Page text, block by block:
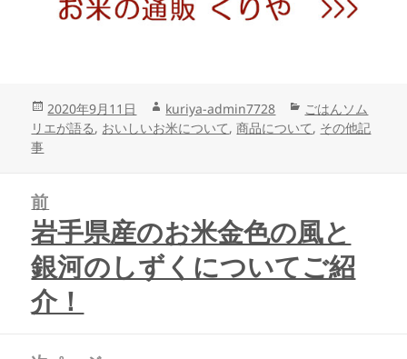
投
稿
2020年9月11日
作
成
kuriya-admin7728
カ
テ
ごはんソム
リエが語る, おいしいお米について,商品について, その他記
事
前
前
の
投
稿:
岩手県産のお米金色の風と
銀河のしずくについてご紹
介！